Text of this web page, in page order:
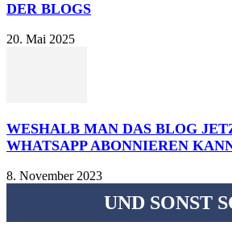
DER BLOGS
20. Mai 2025
WESHALB MAN DAS BLOG
WHATSAPP ABONNIEREN
8. November 2023
UND SONST